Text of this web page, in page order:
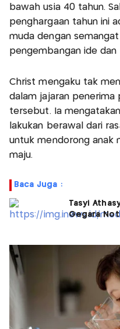
bawah usia 40 tahun.
penghargaan tahun ini
muda dengan
pengembangan ide
Christ mengaku tak
dalam jajaran penerima
tersebut. Ia
lakukan berawal dari
untuk mendorong anak
maju.
Baca Juga :
Tasyi
Gegara